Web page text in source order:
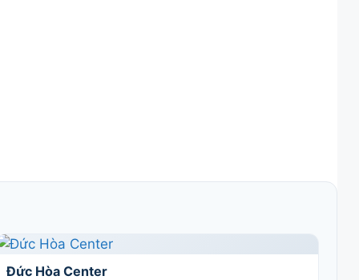
Đức Hòa Center